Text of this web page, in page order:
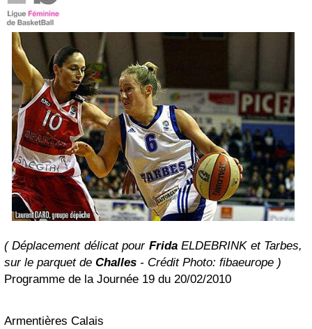
( Déplacement délicat pour FridaELDEBRINK et Tarbes,
sur le parquet de Challes - Crédit Photo: fibaeurope )
Programme de la Journée 19 du 20/02/2010
Armentières Calais